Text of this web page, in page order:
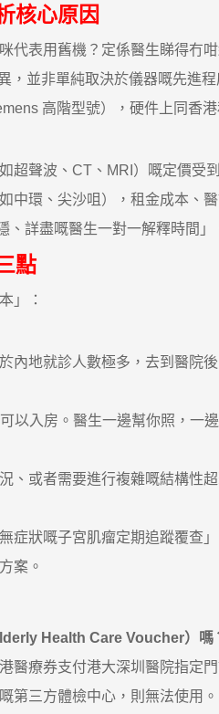
核心原因
表用舊機？定係醫生睇得冇咁
，並非單純取決於儀器嘅先進
高階型號），硬件上同香
聲波、CT、MRI）嘅定價受
環、尖沙咀），租金成本、
詳盡嘅醫生一對一解釋時間」
點
」：
地就診人數極多，去到醫院
入房。醫生一邊幫你照，一
或者需要進行複雜嘅結構性
症狀嘅子宮肌瘤定期追蹤覆查
案。
Health Care Voucher）嗎
療券支付港大深圳醫院指定
第三方體檢中心，則無法使用。